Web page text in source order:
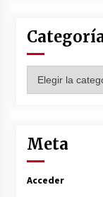
Meta
Acceder